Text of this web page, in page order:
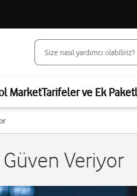
MarketTarifeler ve Ek
Veriyor